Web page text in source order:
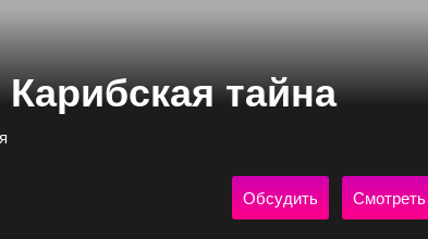
тайна
Обсудить